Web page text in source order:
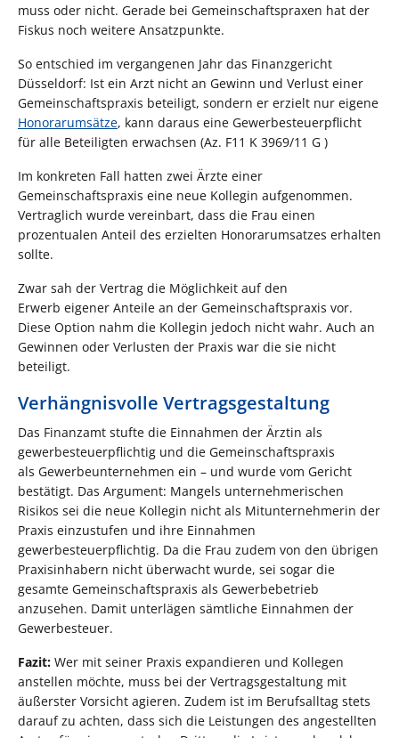
muss oder nicht. Gerade bei Gemeinschaftspraxen hat der
Fiskus noch weitere Ansatzpunkte.
So entschied im vergangenen Jahr das Finanzgericht
Düsseldorf: Ist ein Arzt nicht an Gewinn und Verlust einer
Gemeinschaftspraxis beteiligt, sondern er erzielt nur eigene
Honorarumsätze, kann daraus eine Gewerbesteuerpflicht
für alle Beteiligten erwachsen (Az. F11 K 3969/11 G )
Im konkreten Fall hatten zwei Ärzte einer
Gemeinschaftspraxis eine neue Kollegin aufgenommen.
Vertraglich wurde vereinbart, dass die Frau einen
prozentualen Anteil des erzielten Honorarumsatzes erhalten
sollte.
Zwar sah der Vertrag die Möglichkeit auf den
Erwerb eigener Anteile an der Gemeinschaftspraxis vor.
Diese Option nahm die Kollegin jedoch nicht wahr. Auch an
Gewinnen oder Verlusten der Praxis war die sie nicht
beteiligt.
Verhängnisvolle Vertragsgestaltung
Das Finanzamt stufte die Einnahmen der Ärztin als
gewerbesteuerpflichtig und die Gemeinschaftspraxis
als Gewerbeunternehmen ein – und wurde vom Gericht
bestätigt. Das Argument: Mangels unternehmerischen
Risikos sei die neue Kollegin nicht als Mitunternehmerin der
Praxis einzustufen und ihre Einnahmen
gewerbesteuerpflichtig. Da die Frau zudem von den übrigen
Praxisinhabern nicht überwacht wurde, sei sogar die
gesamte Gemeinschaftspraxis als Gewerbebetrieb
anzusehen. Damit unterlägen sämtliche Einnahmen der
Gewerbesteuer.
Fazit: Wer mit seiner Praxis expandieren und Kollegen
anstellen möchte, muss bei der Vertragsgestaltung mit
äußerster Vorsicht agieren. Zudem ist im Berufsalltag stets
darauf zu achten, dass sich die Leistungen des angestellten